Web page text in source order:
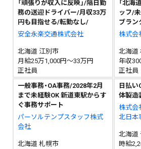
「頑張りが収入に反映」/隔日勤
務の送迎ドライバー/月収33万
円も目指せる/転勤なし/
安全永楽交通株式会社
北海道 江別市
月給25万1,000円～33万円
正社員
「北海
ッフ/
ブラン
株式会
北海道
年収
正社員
一般事務・OA事務/2028年2月
まで未経験OK 新道東駅からす
ぐ事務サポート
パーソルテンプスタッフ株式
会社
北海道 札幌市
日払
体製造
株式会
北日本
北海道
時給